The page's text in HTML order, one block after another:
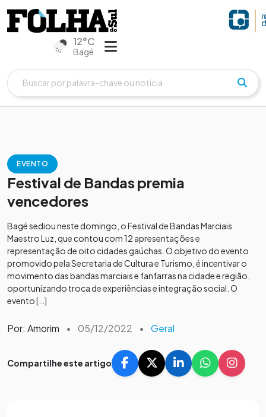
12°C
Bagé
EVENTO
Festival de Bandas premia
vencedores
Bagé sediou neste domingo, o Festival de Bandas Marciais
Maestro Luz, que contou com 12 apresentações e
representação de oito cidades gaúchas. O objetivo do evento
promovido pela Secretaria de Cultura e Turismo, é incentivar o
movimento das bandas marciais e fanfarras na cidade e região,
oportunizando troca de experiências e integração social. O
evento […]
Por: Amorim • 05/12/2022 • Geral
Compartilhe este artigo